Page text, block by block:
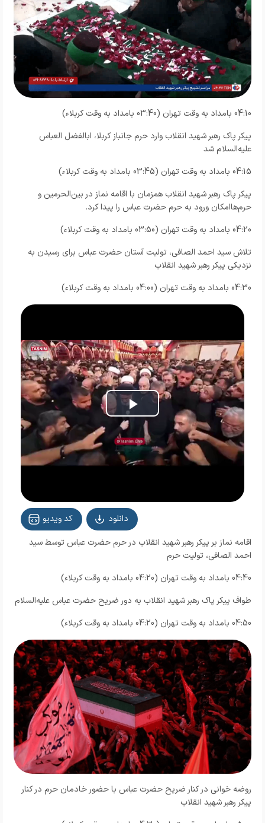
04:10 بامداد به وقت تهران (03:40 بامداد به وقت کربلاء)
پیکر پاک رهبر شهید انقلاب وارد حرم جانباز کربلا، ابالفضل العباس
علیه‌السلام شد
04:15 بامداد به وقت تهران (03:45 بامداد به وقت کربلاء)
پیکر پاک رهبر شهید انقلاب همزمان با اقامه نماز در بین‌الحرمین و
حرم‌هاامکان ورود به حرم حضرت عباس را پیدا کرد.
04:20 بامداد به وقت تهران (03:50 بامداد به وقت کربلاء)
تلاش سید احمد الصافی، تولیت آستان حضرت عباس برای رسیدن به
نزدیکی پیکر رهبر شهید انقلاب
04:30 بامداد به وقت تهران (04:00 بامداد به وقت کربلاء)
Play
Video
کد ویدیو
دانلود
اقامه نماز بر پیکر رهبر شهید انقلاب در حرم حضرت عباس توسط سید
احمد الصافی، تولیت حرم
04:40 بامداد به وقت تهران (04:20 بامداد به وقت کربلاء)
طواف پیکر پاک رهبر شهید انقلاب به دور ضریح حضرت عباس علیه‌السلام
04:50 بامداد به وقت تهران (04:20 بامداد به وقت کربلاء)
روضه خوانی در کنار ضریح حضرت عباس با حضور خادمان حرم در کنار
پیکر رهبر شهید انقلاب